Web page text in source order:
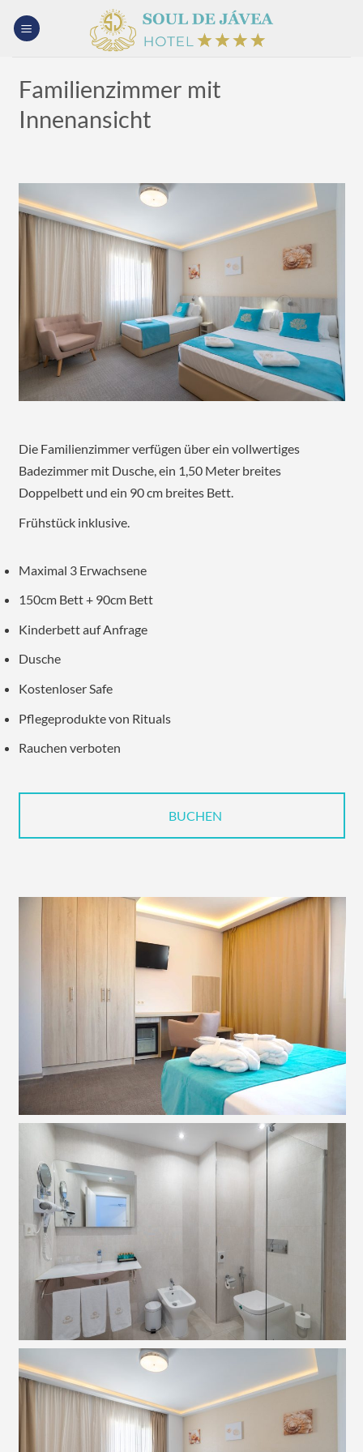
Inhalt
Familienzimmer mit
Innenansicht
Die Familienzimmer verfügen über ein vollwertiges
Badezimmer mit Dusche, ein 1,50 Meter breites
Doppelbett und ein 90 cm breites Bett.
Frühstück inklusive.
Maximal 3 Erwachsene
150cm Bett + 90cm Bett
Kinderbett auf Anfrage
Dusche
Kostenloser Safe
Pflegeprodukte von Rituals
Rauchen verboten
BUCHEN